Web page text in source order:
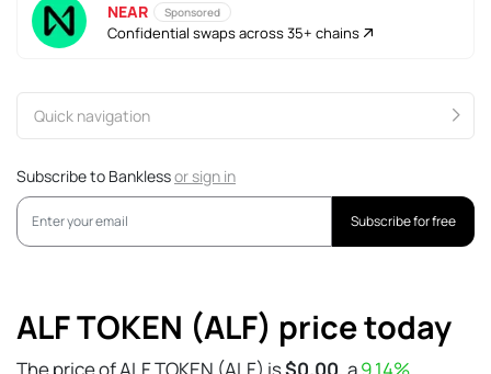
NEAR Sponsored
Confidential swaps across 35+ chains
Quick navigation
Subscribe to Banklessorsign in
Subscribe for free
ALF TOKEN (ALF) price today